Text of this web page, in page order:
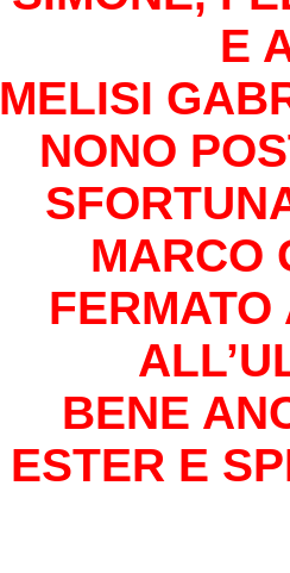
E
MELISI
NONO
MARCO
BENE
ESTER E